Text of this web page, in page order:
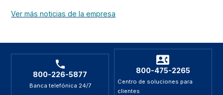
Ver más noticias de la empresa
800-226-5877
Banca telefónica 24/7
800-475-2265
Centro de soluciones para
clientes